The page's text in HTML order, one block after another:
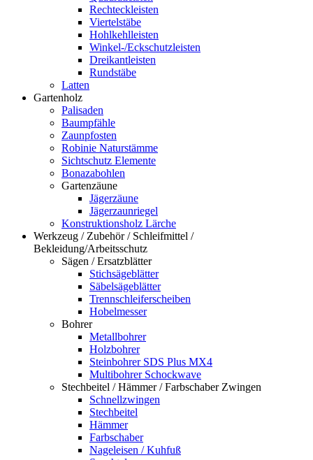
Rechteckleisten
Viertelstäbe
Hohlkehlleisten
Winkel-/Eckschutzleisten
Dreikantleisten
Rundstäbe
Latten
Gartenholz
Palisaden
Baumpfähle
Zaunpfosten
Robinie Naturstämme
Sichtschutz Elemente
Bonazabohlen
Gartenzäune
Jägerzäune
Jägerzaunriegel
Konstruktionsholz Lärche
Werkzeug / Zubehör / Schleifmittel /
Bekleidung/Arbeitsschutz
Sägen / Ersatzblätter
Stichsägeblätter
Säbelsägeblätter
Trennschleiferscheiben
Hobelmesser
Bohrer
Metallbohrer
Holzbohrer
Steinbohrer SDS Plus MX4
Multibohrer Schockwave
Stechbeitel / Hämmer / Farbschaber Zwingen
Schnellzwingen
Stechbeitel
Hämmer
Farbschaber
Nageleisen / Kuhfuß